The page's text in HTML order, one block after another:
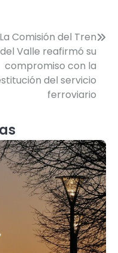
La Comisión del Tren
del Valle reafirmó su
compromiso con la
del servicio
ferroviario